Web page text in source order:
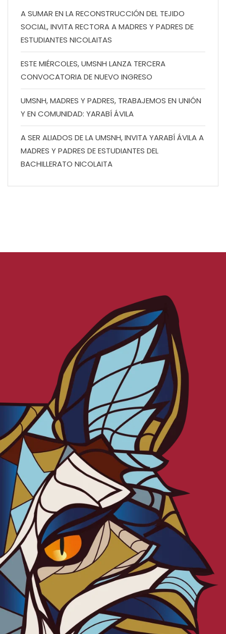
A SUMAR EN LA RECONSTRUCCIÓN DEL TEJIDO
SOCIAL, INVITA RECTORA A MADRES Y PADRES DE
ESTUDIANTES NICOLAITAS
ESTE MIÉRCOLES, UMSNH LANZA TERCERA
CONVOCATORIA DE NUEVO INGRESO
UMSNH, MADRES Y PADRES, TRABAJEMOS EN UNIÓN
Y EN COMUNIDAD: YARABÍ ÁVILA
A SER ALIADOS DE LA UMSNH, INVITA YARABÍ ÁVILA A
MADRES Y PADRES DE ESTUDIANTES DEL
BACHILLERATO NICOLAITA